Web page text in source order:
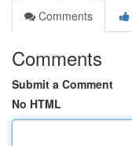
Comments
Comments
Submit a Comment
No HTML